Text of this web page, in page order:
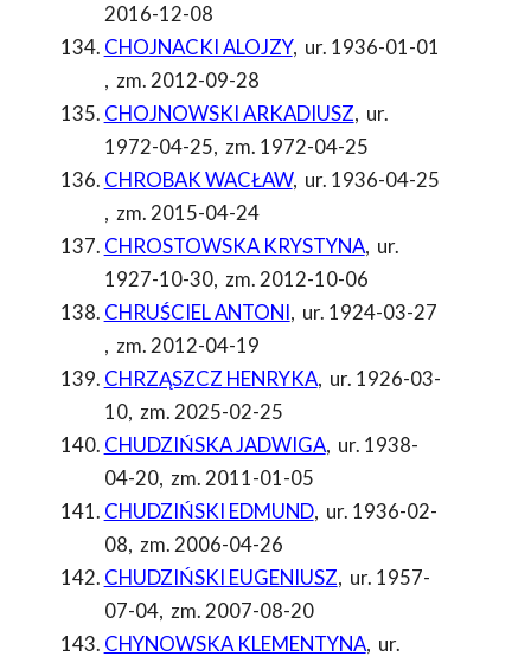
2016-12-08
CHOJNACKI ALOJZY, ur. 1936-01-01
, zm. 2012-09-28
CHOJNOWSKI ARKADIUSZ, ur.
1972-04-25, zm. 1972-04-25
CHROBAK WACŁAW, ur. 1936-04-25
, zm. 2015-04-24
CHROSTOWSKA KRYSTYNA, ur.
1927-10-30, zm. 2012-10-06
CHRUŚCIEL ANTONI, ur. 1924-03-27
, zm. 2012-04-19
CHRZĄSZCZ HENRYKA, ur. 1926-03-
10, zm. 2025-02-25
CHUDZIŃSKA JADWIGA, ur. 1938-
04-20, zm. 2011-01-05
CHUDZIŃSKI EDMUND, ur. 1936-02-
08, zm. 2006-04-26
CHUDZIŃSKI EUGENIUSZ, ur. 1957-
07-04, zm. 2007-08-20
CHYNOWSKA KLEMENTYNA, ur.